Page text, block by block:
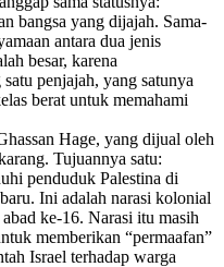
bangsa yang dijajah. Sama-
antara dua jenis
besar, karena
penjajah, yang satunya
berat untuk memahami
Hage, yang dijual oleh
Tujuannya satu:
penduduk Palestina di
Ini adalah narasi kolonial
ke-16. Narasi itu masih
memberikan “permaafan”
Israel terhadap warga